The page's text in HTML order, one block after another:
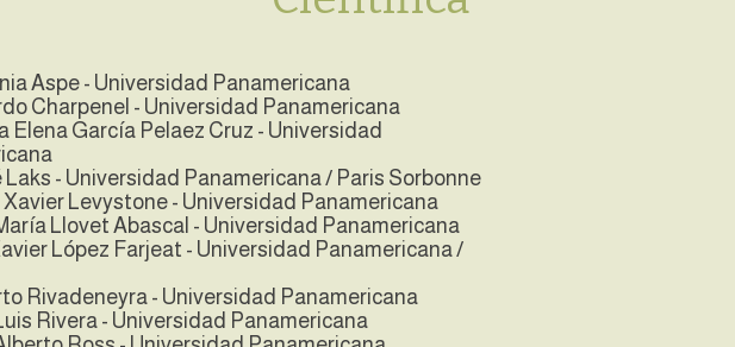
Aspe - Universidad Panamericana
Charpenel - Universidad Panamericana
Elena García Pelaez Cruz - Universidad
Laks - Universidad Panamericana / Paris Sorbonne
Xavier Levystone - Universidad Panamericana
Llovet Abascal - Universidad Panamericana
López Farjeat - Universidad Panamericana /
Rivadeneyra - Universidad Panamericana
Rivera - Universidad Panamericana